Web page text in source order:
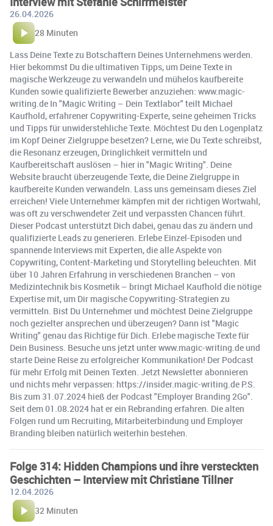
26.04.2026
28 Minuten
Lass Deine Texte zu Botschaftern Deines Unternehmens werden.
Hier bekommst Du die ultimativen Tipps, um Deine Texte in
magische Werkzeuge zu verwandeln und mühelos kaufbereite
Kunden sowie qualifizierte Bewerber anzuziehen: www.magic-
writing.de In "Magic Writing – Dein Textlabor" teilt Michael
Kaufhold, erfahrener Copywriting-Experte, seine geheimen Tricks
und Tipps für unwiderstehliche Texte. Möchtest Du den Logenplatz
im Kopf Deiner Zielgruppe besetzen? Lerne, wie Du Texte schreibst,
die Resonanz erzeugen, Dringlichkeit vermitteln und
Kaufbereitschaft auslösen – hier in "Magic Writing". Deine
Website braucht überzeugende Texte, die Deine Zielgruppe in
kaufbereite Kunden verwandeln. Lass uns gemeinsam dieses Ziel
erreichen! Viele Unternehmer kämpfen mit der richtigen Wortwahl,
was oft zu verschwendeter Zeit und verpassten Chancen führt.
Dieser Podcast unterstützt Dich dabei, genau das zu ändern und
qualifizierte Leads zu generieren. Erlebe Einzel-Episoden und
spannende Interviews mit Experten, die alle Aspekte von
Copywriting, Content-Marketing und Storytelling beleuchten. Mit
über 10 Jahren Erfahrung in verschiedenen Branchen – von
Medizintechnik bis Kosmetik – bringt Michael Kaufhold die nötige
Expertise mit, um Dir magische Copywriting-Strategien zu
vermitteln. Bist Du Unternehmer und möchtest Deine Zielgruppe
noch gezielter ansprechen und überzeugen? Dann ist "Magic
Writing" genau das Richtige für Dich. Erlebe magische Texte für
Dein Business. Besuche uns jetzt unter www.magic-writing.de und
starte Deine Reise zu erfolgreicher Kommunikation! Der Podcast
für mehr Erfolg mit Deinen Texten. Jetzt Newsletter abonnieren
und nichts mehr verpassen: https://insider.magic-writing.de P.S.
Bis zum 31.07.2024 hieß der Podcast "Employer Branding 2Go".
Seit dem 01.08.2024 hat er ein Rebranding erfahren. Die alten
Folgen rund um Recruiting, Mitarbeiterbindung und Employer
Branding bleiben natürlich weiterhin bestehen.
Folge 314: Hidden Champions und ihre versteckten
Geschichten – Interview mit Christiane Tillner
12.04.2026
32 Minuten